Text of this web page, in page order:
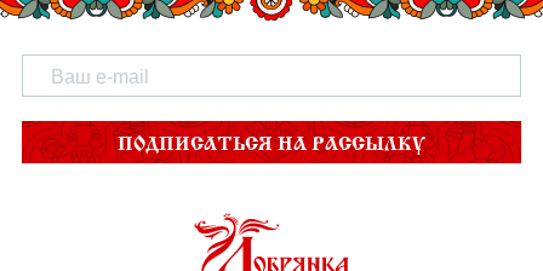
ПОДПИСАТЬСЯ НА РАССЫЛКУ